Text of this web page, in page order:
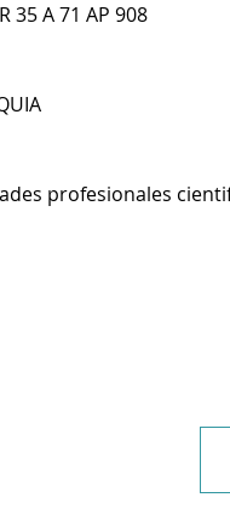
35 A 71 AP 908
profesionales